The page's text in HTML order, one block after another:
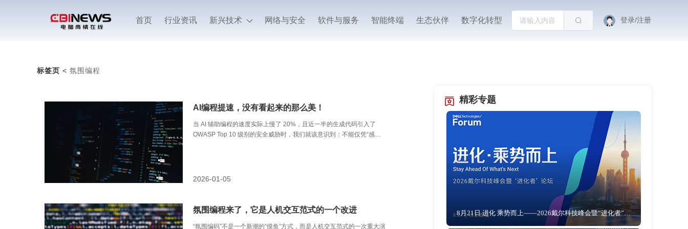
首页 行业资讯 新兴技术 网络与安全 软件与服务 智能终端 生态伙伴 数字化转型 登录/注册
标签页 < 氛围编程
AI编程提速，没有看起来的那么美！
当 AI 辅助编程的速度实际上慢了 20%，且近一半的生成代码引入了
OWASP Top 10 级别的安全威胁时，我们就该意识到：不能仅凭“感
2026-01-05
氛围编程来了，它是人机交互范式的一个改进
“氛围编码”不是一个新潮的“摸鱼”方式，而是人机交互范式的一次重大演
精彩专题
8月21日 进化 乘势而上——2026戴尔科技峰会暨“进化者”论坛